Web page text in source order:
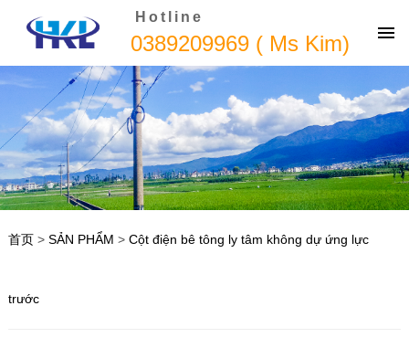
Hotline
0389209969 ( Ms Kim)
首页> SẢN PHẨM > Cột điện bê tông ly tâm không dự ứng lực
trước